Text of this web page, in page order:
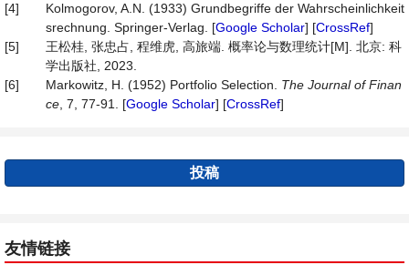
[4]
Kolmogorov, A.N. (1933) Grundbegriffe der Wahrscheinlichkeit
srechnung. Springer-Verlag. [Google Scholar] [CrossRef]
[5]
王松桂, 张忠占, 程维虎, 高旅端. 概率论与数理统计[M]. 北京: 科
学出版社, 2023.
[6]
Markowitz, H. (1952) Portfolio Selection. The Journal of Finan
ce , 7, 77-91. [Google Scholar] [CrossRef]
投稿
友情链接